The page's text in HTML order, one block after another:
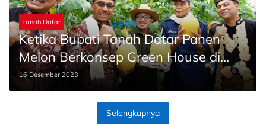
Tanah Datar
Ketika Bupati Tanah Datar Panen
Melon Berkonsep Green House di
SMKN 2 Batusangkar
16 Desember 2023
Selengkapnya